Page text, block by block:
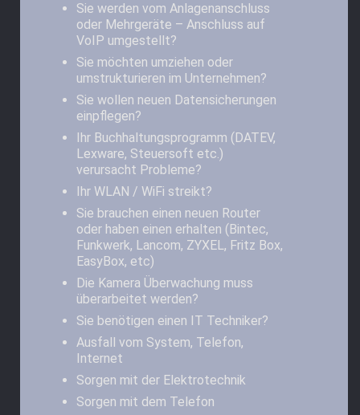
Sie werden vom Anlagenanschluss
oder Mehrgeräte – Anschluss auf
VoIP umgestellt?
Sie möchten umziehen oder
umstrukturieren im Unternehmen?
Sie wollen neuen Datensicherungen
einpflegen?
Ihr Buchhaltungsprogramm (DATEV,
Lexware, Steuersoft etc.)
verursacht Probleme?
Ihr WLAN / WiFi streikt?
Sie brauchen einen neuen Router
oder haben einen erhalten (Bintec,
Funkwerk, Lancom, ZYXEL, Fritz Box,
EasyBox, etc)
Die Kamera Überwachung muss
überarbeitet werden?
Sie benötigen einen IT Techniker?
Ausfall vom System, Telefon,
Internet
Sorgen mit der Elektrotechnik
Sorgen mit dem Telefon